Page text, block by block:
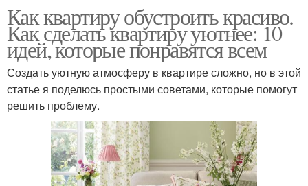
Как квартиру обустроить красиво.
Как сделать квартиру уютнее: 10
идей, которые понравятся всем
Создать уютную атмосферу в квартире сложно, но в этой
статье я поделюсь простыми советами, которые помогут
решить проблему.